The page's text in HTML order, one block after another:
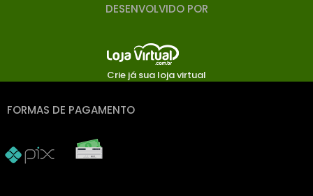
DESENVOLVIDO POR
Crie já sua loja virtual
FORMAS DE PAGAMENTO